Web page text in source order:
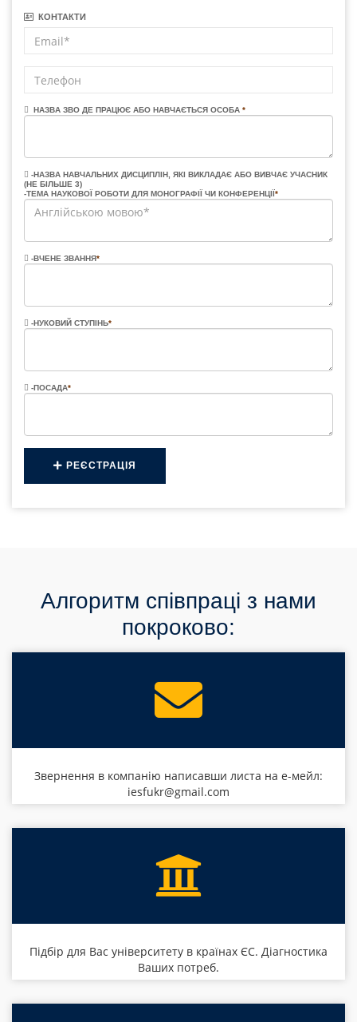
КОНТАКТИ
НАЗВА ЗВО ДЕ ПРАЦЮЄ АБО НАВЧАЄТЬСЯ ОСОБА *
-НАЗВА НАВЧАЛЬНИХ ДИСЦИПЛІН, ЯКІ ВИКЛАДАЄ АБО ВИВЧАЄ УЧАСНИК
(НЕ БІЛЬШЕ 3)
-ТЕМА НАУКОВОЇ РОБОТИ ДЛЯ МОНОГРАФІЇ ЧИ КОНФЕРЕНЦІЇ*
-ВЧЕНЕ ЗВАННЯ*
-НУКОВИЙ СТУПІНЬ*
-ПОСАДА*
РЕЄСТРАЦІЯ
Алгоритм співпраці з нами
покроково:
Звернення в компанію написавши листа на е-мейл:
iesfukr@gmail.com
Підбір для Вас університету в країнах ЄС. Діагностика
Ваших потреб.